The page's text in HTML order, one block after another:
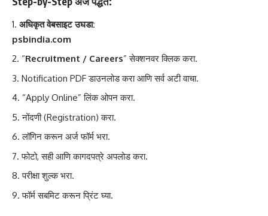
अधिकृत वेबसाइट उघडा:
psbindia.com
“Recruitment / Careers” सेक्शनवर क्लिक करा.
Notification PDF डाउनलोड करा आणि सर्व अटी वाचा.
“Apply Online” लिंक ओपन करा.
नोंदणी (Registration) करा.
लॉगिन करून अर्ज फॉर्म भरा.
फोटो, सही आणि कागदपत्रे अपलोड करा.
परीक्षा शुल्क भरा.
फॉर्म सबमिट करून प्रिंट घ्या.